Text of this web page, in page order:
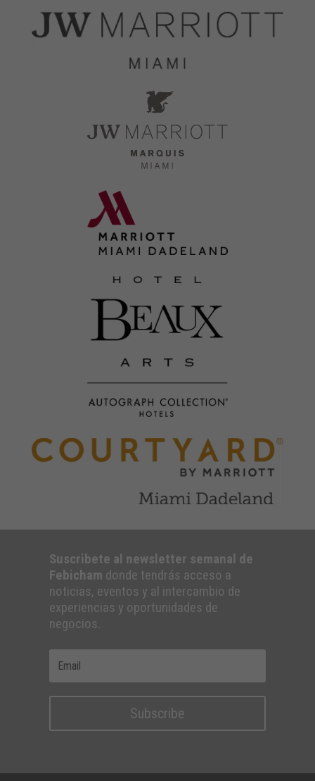
Suscribete al newsletter semanal de
Febicham donde tendrás acceso a
noticias, eventos y al intercambio de
experiencias y oportunidades de
negocios.
Subscribe